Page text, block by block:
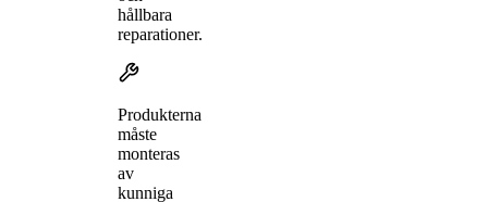
hållbara
reparationer.
Produkterna
måste
monteras
av
kunniga